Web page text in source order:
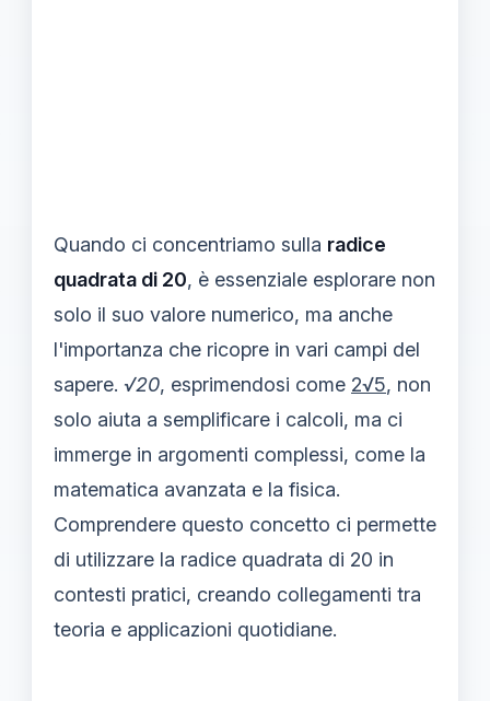
Quando ci concentriamo sulla radice
quadrata di 20, è essenziale esplorare non
solo il suo valore numerico, ma anche
l'importanza che ricopre in vari campi del
sapere. √20, esprimendosi come 2√5, non
solo aiuta a semplificare i calcoli, ma ci
immerge in argomenti complessi, come la
matematica avanzata e la fisica.
Comprendere questo concetto ci permette
di utilizzare la radice quadrata di 20 in
contesti pratici, creando collegamenti tra
teoria e applicazioni quotidiane.